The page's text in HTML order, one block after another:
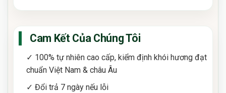
Cam Kết Của Chúng Tôi
✓ 100% tự nhiên cao cấp, kiểm định khói hương đạt
chuẩn Việt Nam & châu Âu
✓ Đổi trả 7 ngày nếu lỗi